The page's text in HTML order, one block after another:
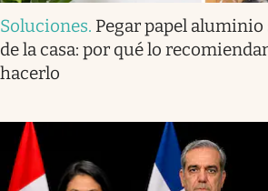
Soluciones. Pegar papel aluminio
de la casa: por qué lo
hacerlo